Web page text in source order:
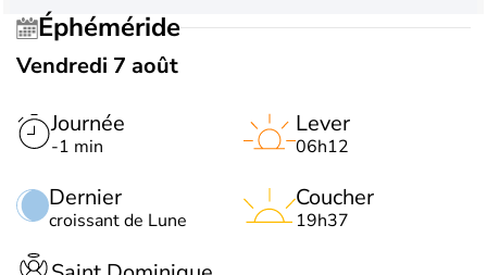
Éphéméride
Vendredi 7 août
Journée
-1 min
Dernier
croissant de Lune
Lever
06h12
Coucher
19h37